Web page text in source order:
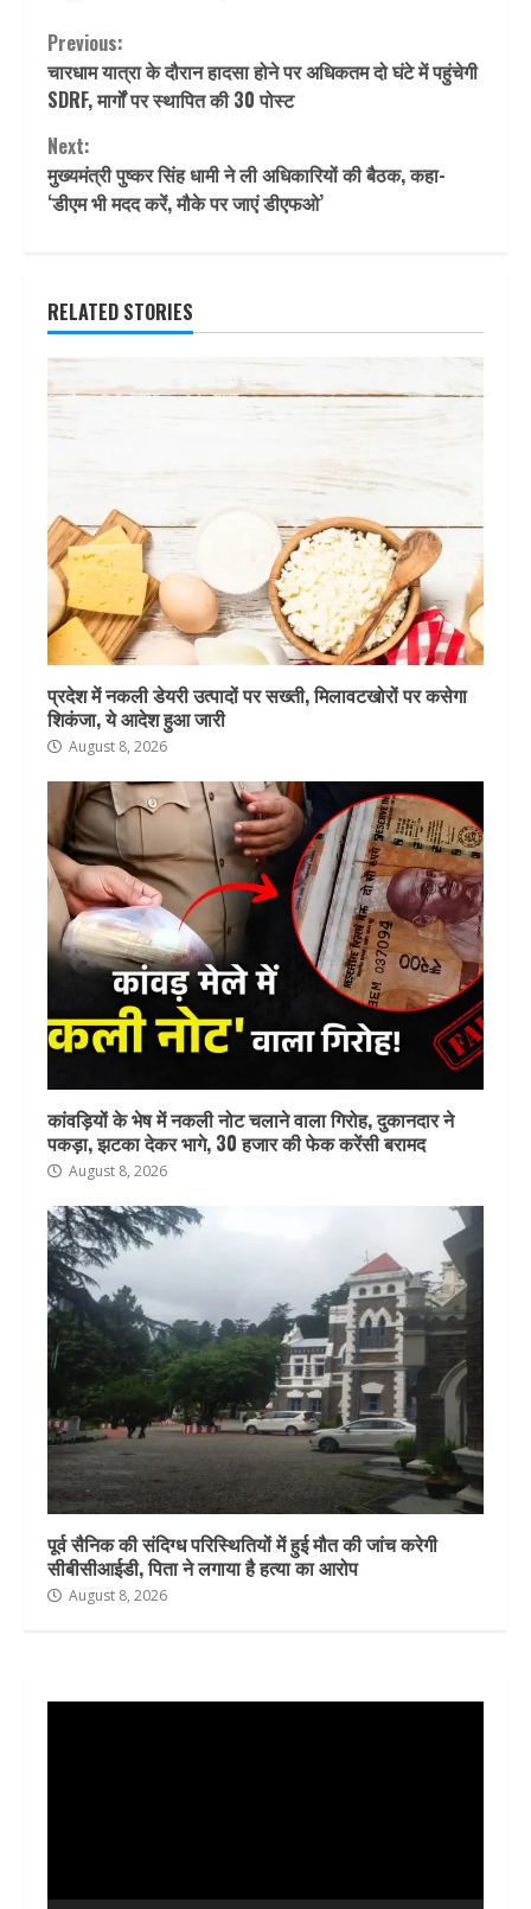
Continue
Reading
Previous:
चारधाम यात्रा के दौरान हादसा होने पर अधिकतम दो घंटे में पहुंचेगी
SDRF, मार्गों पर स्थापित की 30 पोस्ट
Next:
मुख्‍यमंत्री पुष्‍कर सिंह धामी ने ली अधिकारियों की बैठक, कहा-
‘डीएम भी मदद करें, मौके पर जाएं डीएफओ’
RELATED STORIES
प्रदेश में नकली डेयरी उत्पादों पर सख्ती, मिलावटखोरों पर कसेगा
शिकंजा, ये आदेश हुआ जारी
August 8, 2026
कांवड़ियों के भेष में नकली नोट चलाने वाला गिरोह, दुकानदार ने
पकड़ा, झटका देकर भागे, 30 हजार की फेक करेंसी बरामद
August 8, 2026
पूर्व सैनिक की संदिग्ध परिस्थितियों में हुई मौत की जांच करेगी
सीबीसीआईडी, पिता ने लगाया है हत्या का आरोप
August 8, 2026